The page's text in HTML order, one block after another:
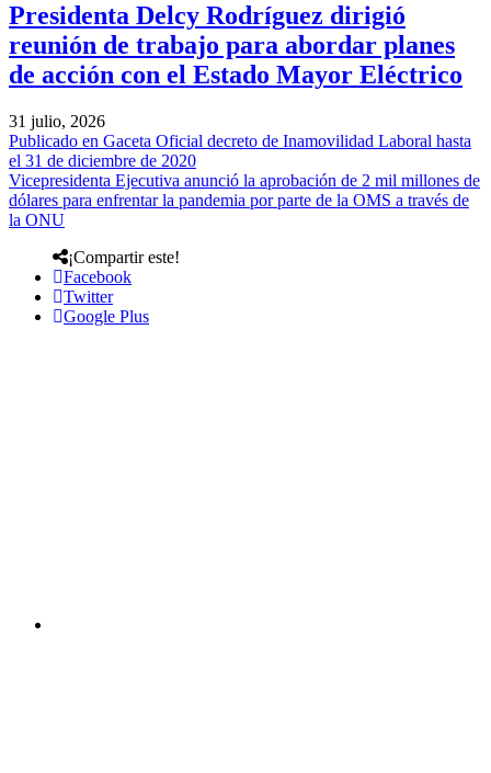
Presidenta Delcy Rodríguez dirigió
reunión de trabajo para abordar planes
de acción con el Estado Mayor Eléctrico
31 julio, 2026
Publicado en Gaceta Oficial decreto de Inamovilidad Laboral hasta
el 31 de diciembre de 2020
Vicepresidenta Ejecutiva anunció la aprobación de 2 mil millones de
dólares para enfrentar la pandemia por parte de la OMS a través de
la ONU
¡Compartir este!
Facebook
Twitter
Google Plus